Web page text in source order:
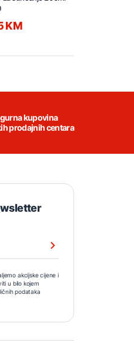
KM
kupovina
prodajnih centara
akcijske cijene i
u bilo kojem
podataka